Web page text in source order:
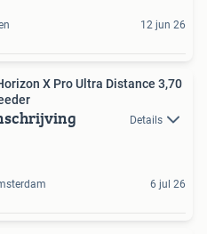
12 jun 26
X Pro Ultra Distance 3,70
Details
6 jul 26